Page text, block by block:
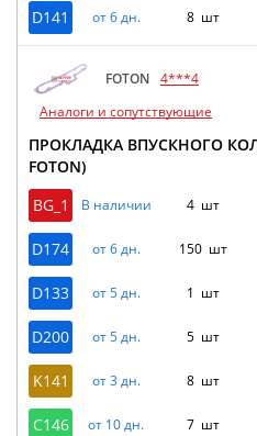
D141 от 6 дн. 8 шт
FOTON 4***4
Аналоги и сопутствующие
ПРОКЛАДКА ВПУСКНОГО
FOTON)
BG_1
В наличии 4 шт
D174 от 6 дн. 150 шт
D133 от 5 дн. 1 шт
D200 от 5 дн. 5 шт
K141 от 3 дн. 8 шт
C146 от 10 дн. 7 шт